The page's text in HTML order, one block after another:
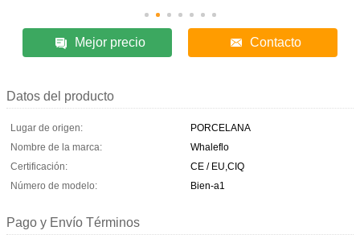
Mejor precio Contacto
Datos del producto
Lugar de origen:
PORCELANA
Nombre de la marca:
Whaleflo
Certificación:
CE / EU,CIQ
Número de modelo:
Bien-a1
Pago y Envío Términos